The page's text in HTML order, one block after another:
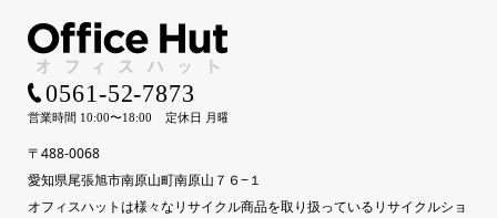
〒488-0068
愛知県尾張旭市南原山町南原山７６−１
オフィスハットは様々なリサイクル商品を取り扱っているリサイクルショ